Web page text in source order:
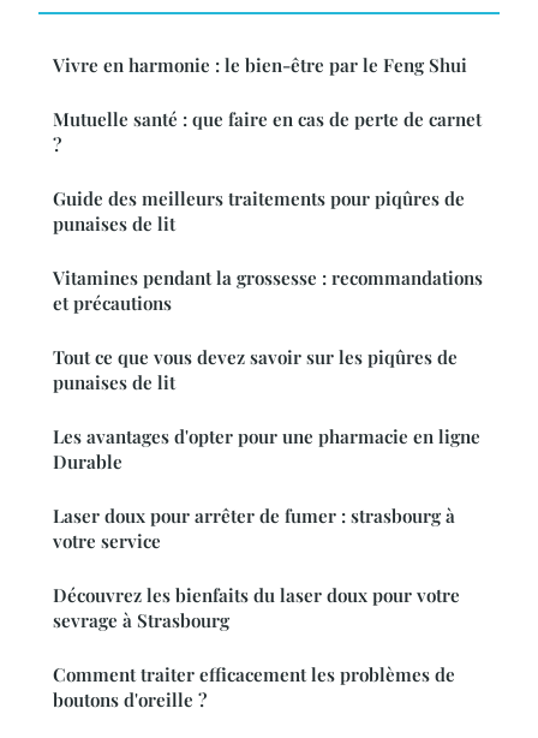
Vivre en harmonie : le bien-être par le Feng Shui
Mutuelle santé : que faire en cas de perte de carnet
?
Guide des meilleurs traitements pour piqûres de
punaises de lit
Vitamines pendant la grossesse : recommandations
et précautions
Tout ce que vous devez savoir sur les piqûres de
punaises de lit
Les avantages d'opter pour une pharmacie en ligne
Durable
Laser doux pour arrêter de fumer : strasbourg à
votre service
Découvrez les bienfaits du laser doux pour votre
sevrage à Strasbourg
Comment traiter efficacement les problèmes de
boutons d'oreille ?